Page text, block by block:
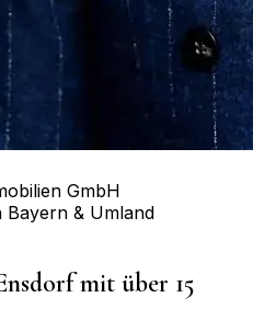
GmbH
& Umland
mit über 15